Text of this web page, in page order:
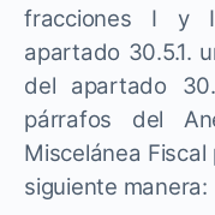
fracciones I y
apartado 30.5.1.
del apartado
párrafos del
Miscelánea
siguiente manera: